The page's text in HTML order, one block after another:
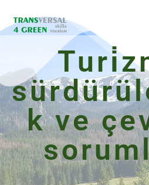
atla
k ve